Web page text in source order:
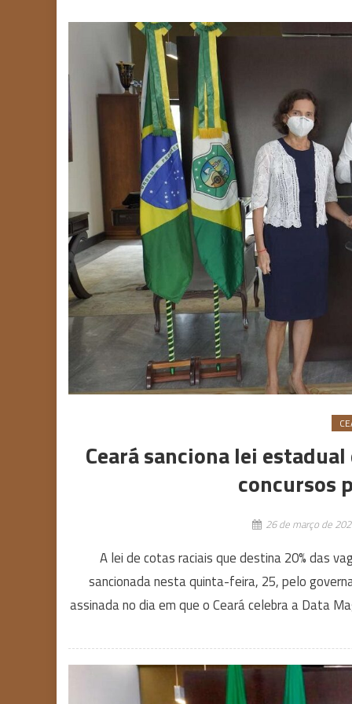
Ceará sanciona lei
concursos
26 de março de
A lei de cotas raciais que destina 20% das
sancionada nesta quinta-feira, 25, pelo
assinada no dia em que o Ceará celebra a Data